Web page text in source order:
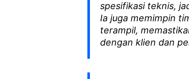
spesifikasi teknis,
Ia juga memimpin
terampil,
dengan klien dan